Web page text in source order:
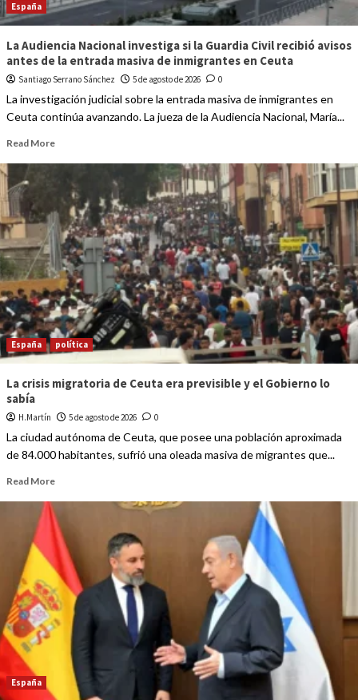
España
La Audiencia Nacional investiga si la Guardia Civil recibió avisos
antes de la entrada masiva de inmigrantes en Ceuta
Santiago Serrano Sánchez 5 de agosto de 2026 0
La investigación judicial sobre la entrada masiva de inmigrantes en
Ceuta continúa avanzando. La jueza de la Audiencia Nacional, María...
Read More
España política
La crisis migratoria de Ceuta era previsible y el Gobierno lo
sabía
H.Martín 5 de agosto de 2026 0
La ciudad autónoma de Ceuta, que posee una población aproximada
de 84.000 habitantes, sufrió una oleada masiva de migrantes que...
Read More
España